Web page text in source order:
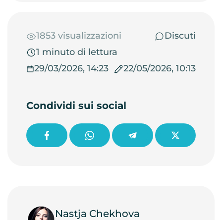
1853 visualizzazioni
Discuti
1 minuto di lettura
29/03/2026, 14:23
22/05/2026, 10:13
Condividi sui social
Nastja Chekhova